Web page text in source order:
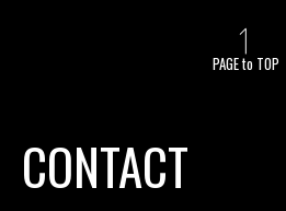
PAGE to TOP
CONTACT